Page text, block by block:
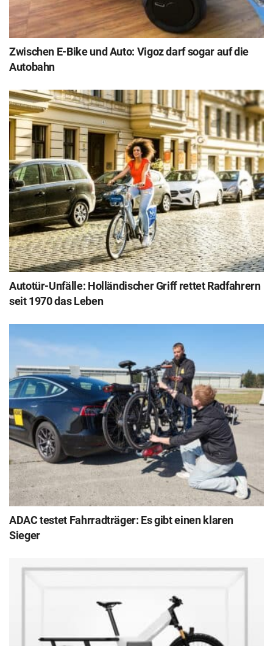
Zwischen E-Bike und Auto: Vigoz darf sogar auf die
Autobahn
Autotür-Unfälle: Holländischer Griff rettet Radfahrern
seit 1970 das Leben
ADAC testet Fahrradträger: Es gibt einen klaren
Sieger